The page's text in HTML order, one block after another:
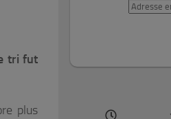
tri fut
plus